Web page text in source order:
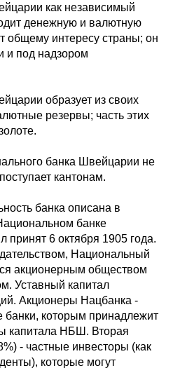
как независимый
денежную и валютную
общему интересу страны; он
и под надзором
образует из своих
резервы; часть этих
банка Швейцарии не
кантонам.
банка описана в
банке
6 октября 1905 года.
Национальный
акционерным обществом
Уставный капитал
Акционеры Нацбанка -
банки, которым принадлежит
капитала НБШ. Вторая
- частные инвесторы (как
которые могут